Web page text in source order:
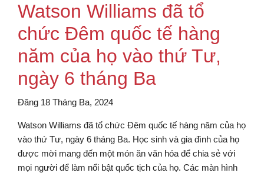
Watson Williams đã tổ
chức Đêm quốc tế hàng
năm của họ vào thứ Tư,
ngày 6 tháng Ba
Đăng 18 Tháng Ba, 2024
Watson Williams đã tổ chức Đêm quốc tế hàng năm của họ
vào thứ Tư, ngày 6 tháng Ba. Học sinh và gia đình của họ
được mời mang đến một món ăn văn hóa để chia sẻ với
mọi người để làm nổi bật quốc tịch của họ. Các màn hình